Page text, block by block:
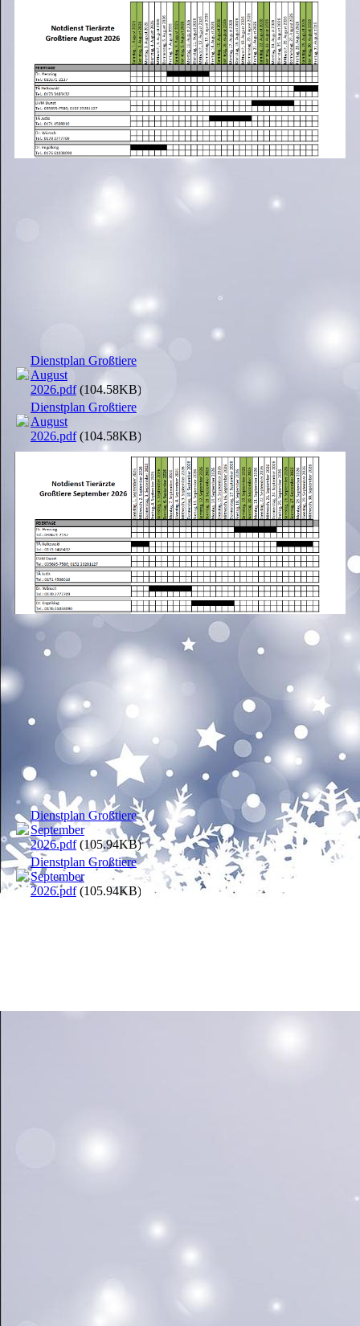
Dienstplan Großtiere
August
2026.pdf(104.58KB)
Dienstplan Großtiere
August
2026.pdf(104.58KB)
Dienstplan Großtiere
September
2026.pdf(105.94KB)
Dienstplan Großtiere
September
2026.pdf(105.94KB)